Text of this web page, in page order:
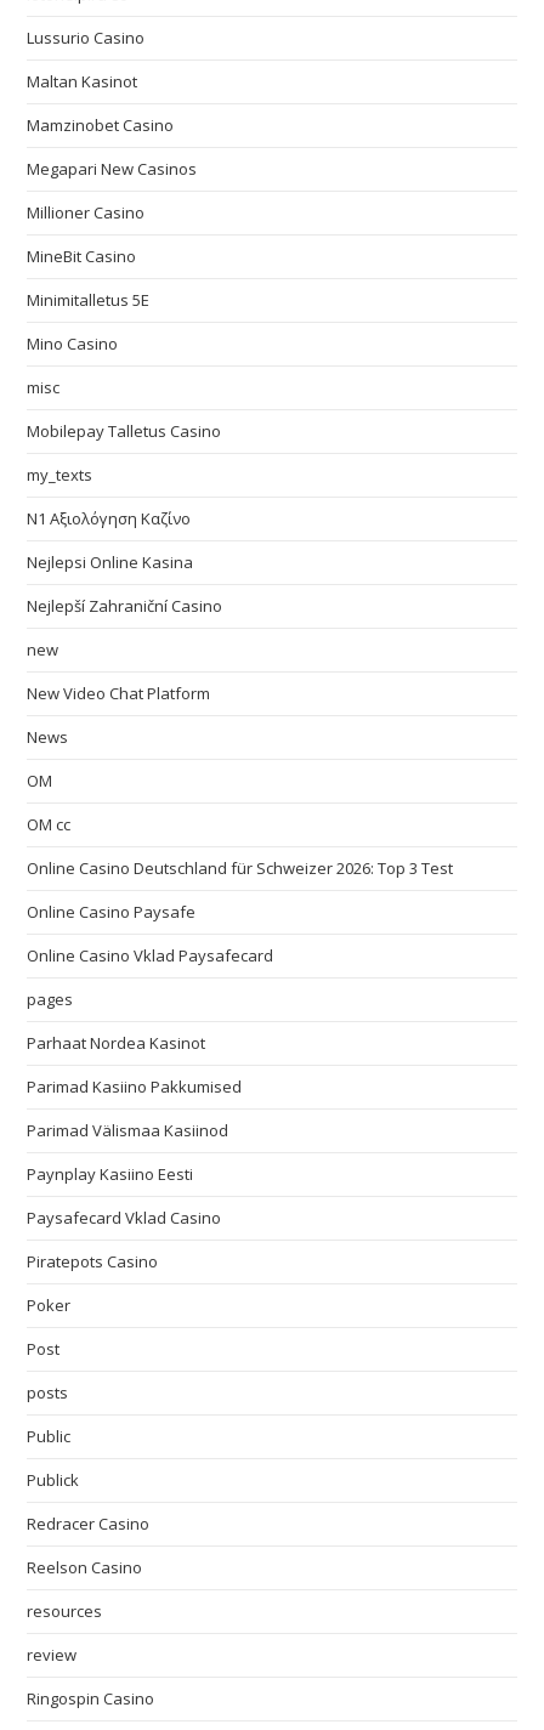
Lussurio Casino
Maltan Kasinot
Mamzinobet Casino
Megapari New Casinos
Millioner Casino
MineBit Casino
Minimitalletus 5E
Mino Casino
misc
Mobilepay Talletus Casino
my_texts
N1 Αξιολόγηση Καζίνο
Nejlepsi Online Kasina
Nejlepší Zahraniční Casino
new
New Video Chat Platform
News
OM
OM cc
Online Casino Deutschland für Schweizer 2026: Top 3 Test
Online Casino Paysafe
Online Casino Vklad Paysafecard
pages
Parhaat Nordea Kasinot
Parimad Kasiino Pakkumised
Parimad Välismaa Kasiinod
Paynplay Kasiino Eesti
Paysafecard Vklad Casino
Piratepots Casino
Poker
Post
posts
Public
Publick
Redracer Casino
Reelson Casino
resources
review
Ringospin Casino